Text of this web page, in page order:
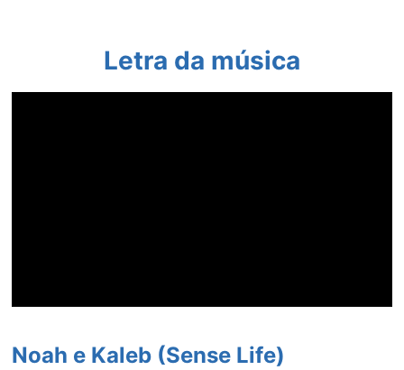
Letra da música
Noah e Kaleb (Sense Life)